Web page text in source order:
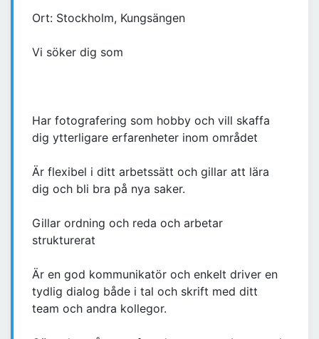
Ort: Stockholm, Kungsängen
Vi söker dig som
Har fotografering som hobby och vill skaffa
dig ytterligare erfarenheter inom området
Är flexibel i ditt arbetssätt och gillar att lära
dig och bli bra på nya saker.
Gillar ordning och reda och arbetar
strukturerat
Är en god kommunikatör och enkelt driver en
tydlig dialog både i tal och skrift med ditt
team och andra kollegor.